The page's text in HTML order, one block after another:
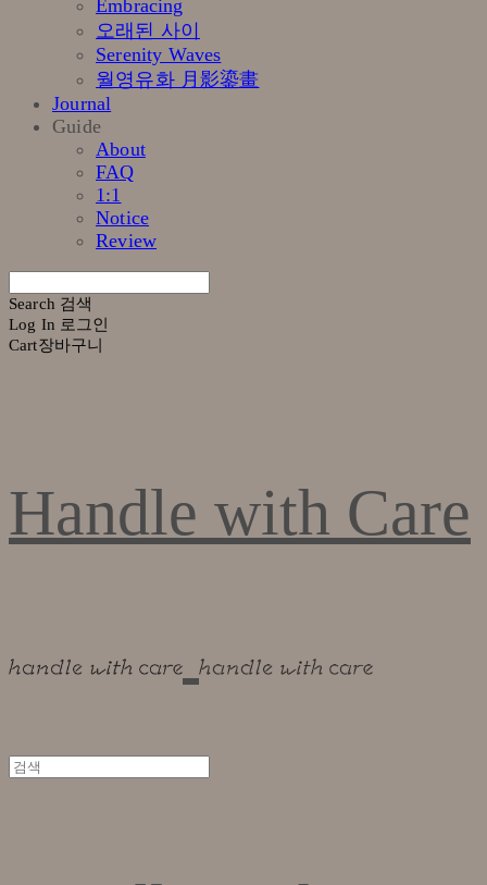
Embracing
오래된 사이
Serenity Waves
월영유화 月影鎏畫
Journal
Guide
About
FAQ
1:1
Notice
Review
Search 검색
Log In 로그인
Cart장바구니
Handle with Care